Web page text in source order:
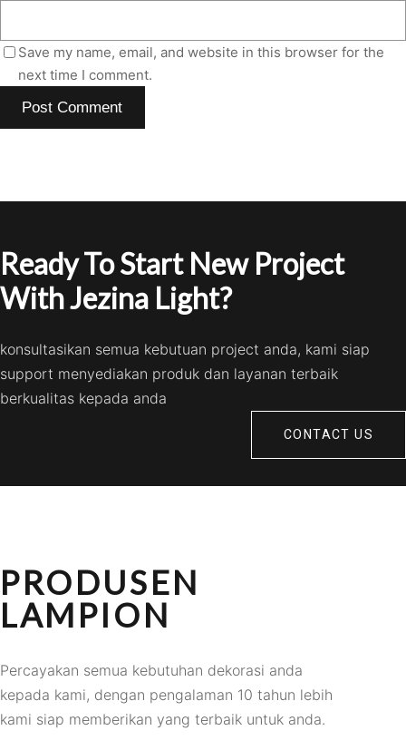
Save my name, email, and website in this browser for the
next time I comment.
Ready To Start New Project
With Jezina Light?
konsultasikan semua kebutuan project anda, kami siap
support menyediakan produk dan layanan terbaik
berkualitas kepada anda
CONTACT US
PRODUSEN
LAMPION
Percayakan semua kebutuhan dekorasi anda
kepada kami, dengan pengalaman 10 tahun lebih
kami siap memberikan yang terbaik untuk anda.